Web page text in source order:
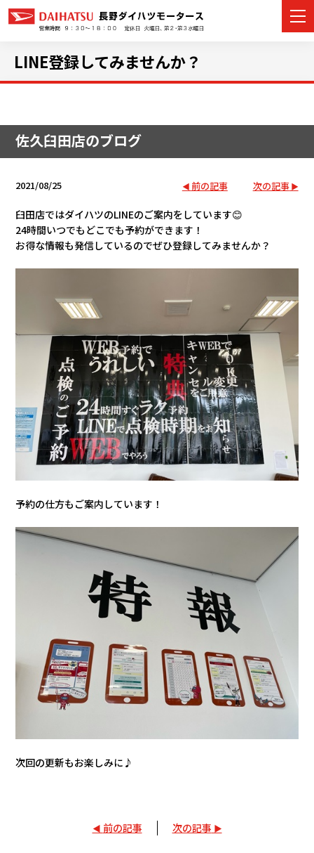
店舗情報
イベント・キャンペーン
ご購入者サポート
カタ
リコ
お問
LINE登録してみませんか？
佐久臼田店のブログ
2021/08/25 前の記事 次の記事
臼田店ではダイハツのLINEのご案内をしています😊
24時間いつでもどこでも予約ができます！
お得な情報も発信しているのでぜひ登録してみませんか？
予約の仕方もご案内しています！
次回の更新もお楽しみに♪
前の記事 次の記事